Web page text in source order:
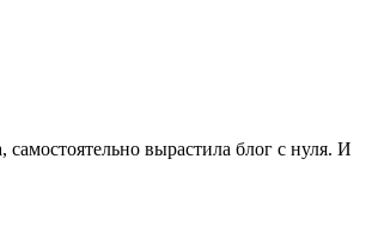
вырастила блог с нуля. И